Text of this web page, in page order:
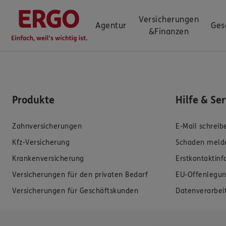
Agentur
Versicherungen
&Finanzen
Produkte
Zahnversicherungen
Kfz-Versicherung
Krankenversicherung
Versicherungen für den privaten Bedarf
Versicherungen für Geschäftskunden
Hilfe &
E-Mail
Schaden
EU-